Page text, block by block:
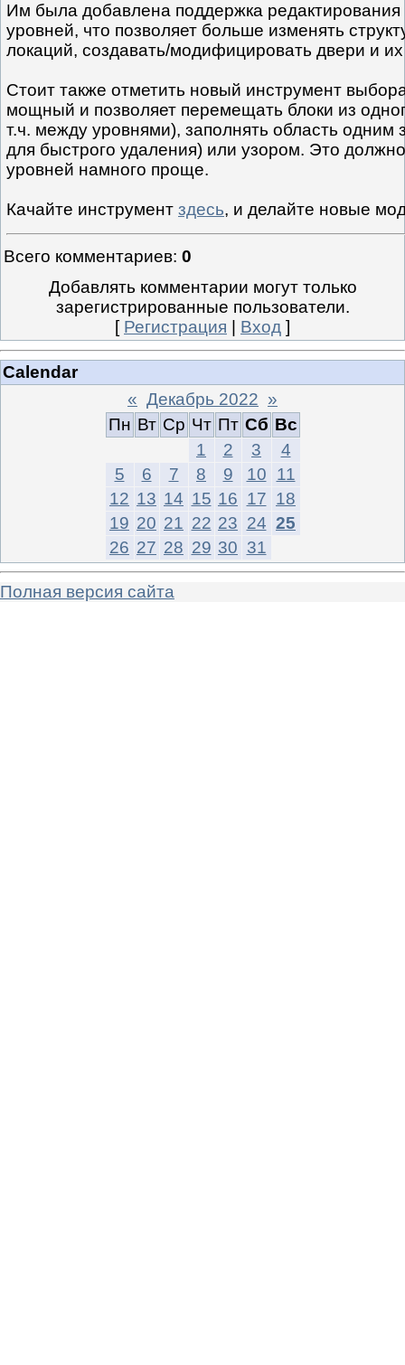
Им была добавлена поддержка редактирования
уровней, что позволяет больше изменять
локаций, создавать/модифицировать двери и
Стоит также отметить новый инструмент
мощный и позволяет перемещать блоки из
т.ч. между уровнями), заполнять область
для быстрого удаления) или узором. Это
уровней намного проще.
Качайте инструмент здесь, и делайте новые
Всего комментариев: 0
Добавлять комментарии могут только
зарегистрированные пользователи.
[ Регистрация Вход ]
Calendar
« Декабрь 2022 »
Пн Вт Ср Чт Пт Сб Вс
1
2 3
4
5
6 7 8 9 10
11
12 13 14 15 16 17 18
19 20 21 22 23 24 25
26 27 28 29 30 31
Полная версия сайта